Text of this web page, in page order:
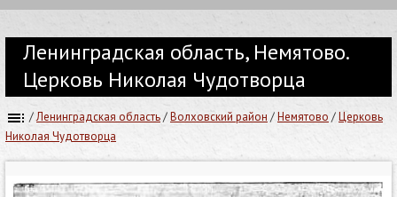
Ленинградская область, Немятово.
Церковь Николая Чудотворца
/Ленинградская область/Волховский район /Немятово /Церковь
Николая Чудотворца